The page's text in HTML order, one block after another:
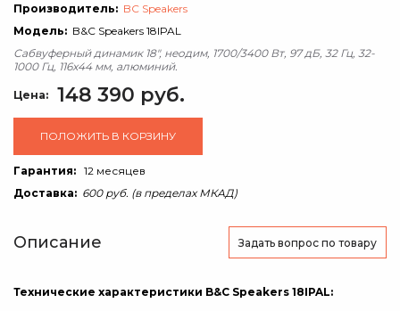
Производитель: BC Speakers
Модель: B&C Speakers 18IPAL
Сабвуферный динамик 18", неодим, 1700/3400 Вт, 97 дБ, 32 Гц, 32-
1000 Гц, 116x44 мм, алюминий.
Цена: 148 390 руб.
ПОЛОЖИТЬ В КОРЗИНУ
Гарантия: 12 месяцев
Доставка: 600 руб. (в пределах МКАД)
Описание Задать вопрос по товару
Технические характеристики B&C Speakers 18IPAL: